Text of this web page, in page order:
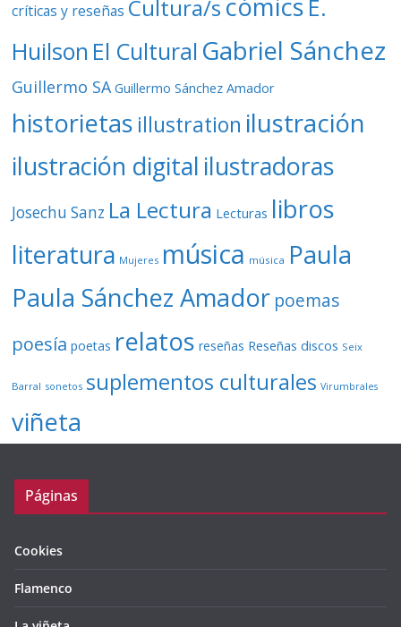
críticas y reseñas Cultura/s cómics E.
Huilson El Cultural Gabriel Sánchez
Guillermo SA Guillermo Sánchez Amador
historietas illustration ilustración
ilustración digital ilustradoras
Josechu Sanz La Lectura Lecturas libros
literatura Mujeres música música Paula
Paula Sánchez Amador poemas
poesía poetas relatos reseñas Reseñas discos Seix
Barral sonetos suplementos culturales Virumbrales
viñeta
Páginas
Cookies
Flamenco